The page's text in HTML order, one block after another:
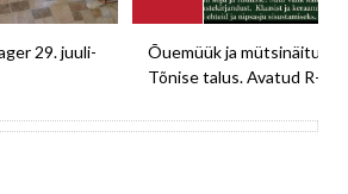
29. juuli-
Õuemüük ja mütsinäitus
Tõnise talus. Avatud R-E